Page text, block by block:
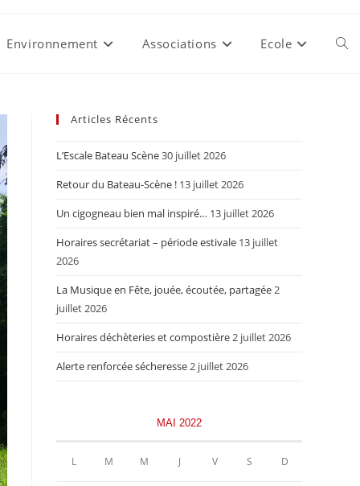
Environnement Associations Ecole
Articles Récents
L’Escale Bateau Scène30 juillet 2026
Retour du Bateau-Scène ! 13 juillet 2026
Un cigogneau bien mal inspiré… 13 juillet 2026
Horaires secrétariat – période estivale 13 juillet
2026
La Musique en Fête, jouée, écoutée, partagée2
juillet 2026
Horaires déchèteries et compostière2 juillet 2026
Alerte renforcée sécheresse2 juillet 2026
MAI 2022
L M M J V S D